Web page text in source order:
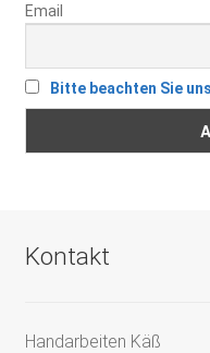
Email
Bitte beachten Sie
Kontakt
Handarbeiten Käß